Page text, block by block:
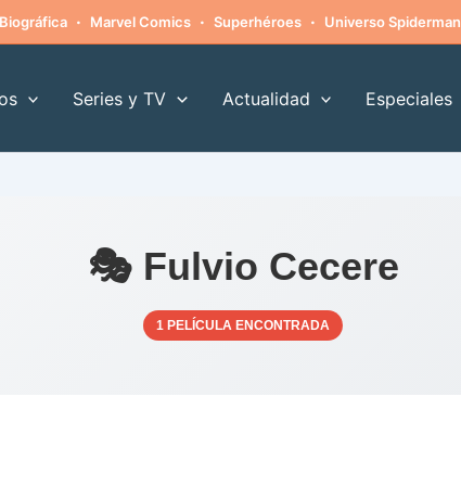
Biográfica · Marvel Comics · Superhéroes · Universo Spiderman
Series y TV Actualidad Especiales
🎭 Fulvio Cecere
1 PELÍCULA ENCONTRADA